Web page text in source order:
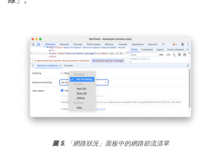
圖 5. 「網路狀況」面板中的網路節流清單